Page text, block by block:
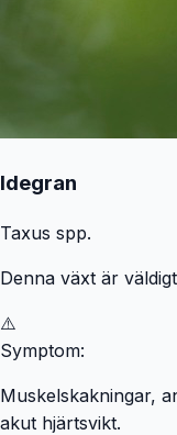
Idegran
Taxus spp.
Denna växt är
⚠️
Symptom:
Muskelskakningar,
akut hjärtsvikt.